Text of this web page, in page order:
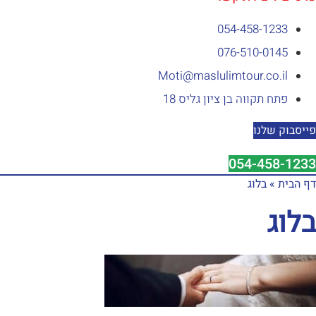
054-458-1233⁩
076-510-0145
Moti@maslulimtour.co.il
פתח תקווה בן ציון גליס 18
פייסבוק שלנו
054-458-1233⁩
דף הבית »בלוג
בלוג